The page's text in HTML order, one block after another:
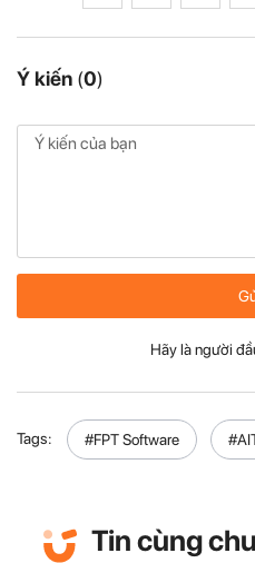
Ý kiến (0)
Hãy là người
Tags: #FPT Software
Tin cùng